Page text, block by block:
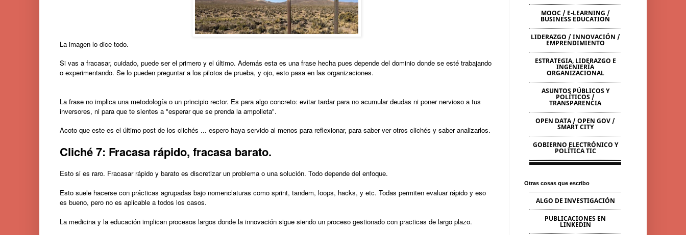
La imagen lo dice todo.
Si vas a fracasar, cuidado, puede ser el primero y el último. Además esta es una frase hecha pues depende del dominio donde se esté trabajando
o experimentando. Se lo pueden preguntar a los pilotos de prueba, y ojo, esto pasa en las organizaciones.
La frase no implica una metodología o un principio rector. Es para algo concreto: evitar tardar para no acumular deudas ni poner nervioso a tus
inversores, ni para que te sientes a "esperar que se prenda la ampolleta".
Acoto que este es el último post de los clichés ... espero haya servido al menos para reflexionar, para saber ver otros clichés y saber analizarlos.
Cliché 7: Fracasa rápido, fracasa barato.
Esto si es raro. Fracasar rápido y barato es discretizar un problema o una solución. Todo depende del enfoque.
Esto suele hacerse con prácticas agrupadas bajo nomenclaturas como sprint, tandem, loops, hacks, y etc. Todas permiten evaluar rápido y eso
es bueno, pero no es aplicable a todos los casos.
La medicina y la educación implican procesos largos donde la innovación sigue siendo un proceso gestionado con practicas de largo plazo.
MOOC / E-LEARNING /
BUSINESS EDUCATION
LIDERAZGO / INNOVACIÓN /
EMPRENDIMIENTO
ESTRATEGIA, LIDERAZGO E
INGENIERÍA
ORGANIZACIONAL
ASUNTOS PÚBLICOS Y
POLÍTICOS /
TRANSPARENCIA
OPEN DATA / OPEN GOV /
SMART CITY
GOBIERNO ELECTRÓNICO Y
POLÍTICA TIC
Otras cosas que escribo
ALGO DE INVESTIGACIÓN
PUBLICACIONES EN
LINKEDIN